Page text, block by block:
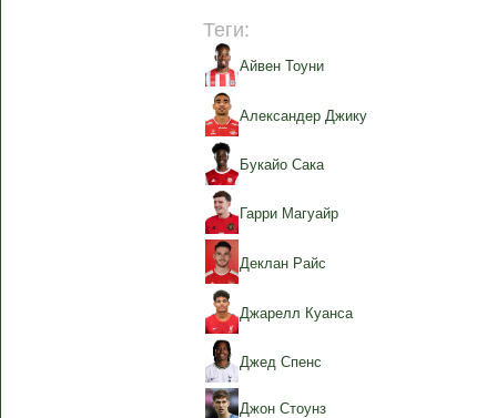
Теги:
Айвен Тоуни
Александер Джику
Букайо Сака
Гарри Магуайр
Деклан Райс
Джарелл Куанса
Джед Спенс
Джон Стоунз